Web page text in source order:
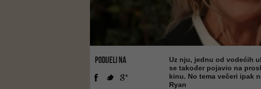
PODIJELI NA
Uz nju, jednu od vodećih
se također pojavio na
kinu. No tema večeri ipak
Ryan